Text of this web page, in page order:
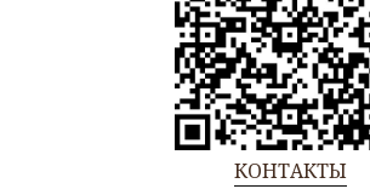
КОНТАКТЫ